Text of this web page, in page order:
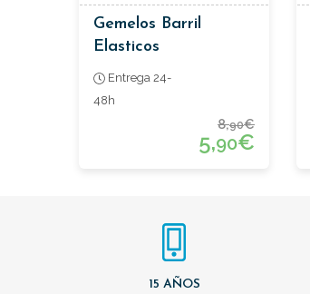
Gemelos Barril
Elasticos
Entrega 24-
48h
8,90€
5,90€
15 AÑOS